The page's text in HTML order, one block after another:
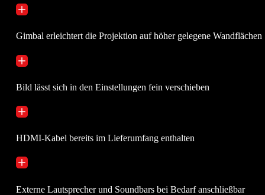
Gimbal erleichtert die Projektion auf höher gelegene Wandflächen
Bild lässt sich in den Einstellungen fein verschieben
HDMI-Kabel bereits im Lieferumfang enthalten
Externe Lautsprecher und Soundbars bei Bedarf anschließbar